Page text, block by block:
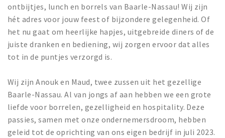
Parkeren
Bezienswaardigheden
Enclaves
Uitjes & activiteiten
Fietsroutes
Wandelroutes
Natuurgebieden
ontbijtjes, lunch en borrels van Baarle-Nassau! Wij zijn
hét adres voor jouw feest of bijzondere gelegenheid. Of
het nu gaat om heerlijke hapjes, uitgebreide diners of de
juiste dranken en bediening, wij zorgen ervoor dat alles
tot in de puntjes verzorgd is.
Wij zijn Anouk en Maud, twee zussen uit het gezellige
Baarle-Nassau. Al van jongs af aan hebben we een grote
liefde voor borrelen, gezelligheid en hospitality. Deze
passies, samen met onze ondernemersdroom, hebben
geleid tot de oprichting van ons eigen bedrijf in juli 2023.